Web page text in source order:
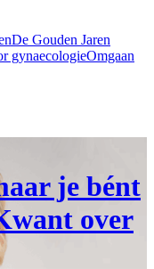
De Gouden Jaren
gynaecologieOmgaan
je bént
over